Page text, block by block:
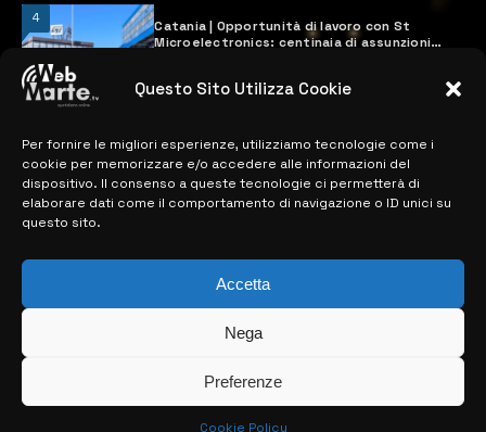
Questo Sito Utilizza Cookie
Per fornire le migliori esperienze, utilizziamo tecnologie come i
cookie per memorizzare e/o accedere alle informazioni del
dispositivo. Il consenso a queste tecnologie ci permetterà di
elaborare dati come il comportamento di navigazione o ID unici su
questo sito.
Accetta
Nega
Preferenze
Cookie Policy
4
Catania | Opportunità di lavoro con St
Microelectronics: centinaia di assunzioni
28 MARZO 2024
MAPPA DEL SITO
> NOTIZIE
> EDIZIONI LOCALI